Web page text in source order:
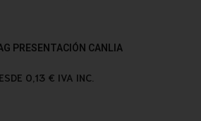
PRESENTACIÓN CANLIA
0,13 € IVA INC.